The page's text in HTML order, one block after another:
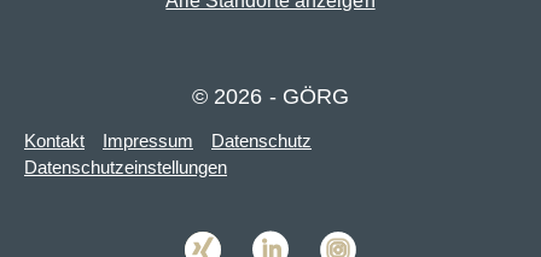
© 2026 - GÖRG
Kontakt Impressum
Datenschutz
Datenschutzeinstellungen